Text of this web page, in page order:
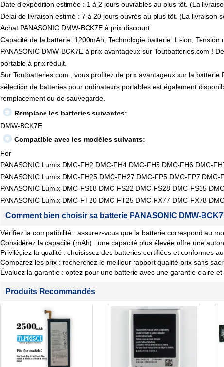
Date d'expédition estimée : 1 à 2 jours ouvrables au plus tôt. (La
Délai de livraison estimé : 7 à 20 jours ouvrés au plus tôt. (La livraison
Achat PANASONIC DMW-BCK7E à prix discount
Capacité de la batterie: 1200mAh, Technologie batterie: Li-ion, Tension
PANASONIC DMW-BCK7E à prix avantageux sur Toutbatteries.com !
portable à prix réduit.
Sur Toutbatteries.com , vous profitez de prix avantageux sur la batterie
sélection de batteries pour ordinateurs portables est également
remplacement ou de sauvegarde.
Remplace les batteries suivantes:
DMW-BCK7E
Compatible avec les modèles suivants:
For
PANASONIC Lumix DMC-FH2 DMC-FH4 DMC-FH5 DMC-FH6 DMC-
PANASONIC Lumix DMC-FH25 DMC-FH27 DMC-FP5 DMC-FP7 DMC-
PANASONIC Lumix DMC-FS18 DMC-FS22 DMC-FS28 DMC-FS35
PANASONIC Lumix DMC-FT20 DMC-FT25 DMC-FX77 DMC-FX78
Comment bien choisir sa batterie PANASONIC DMW-
Vérifiez la compatibilité : assurez-vous que la batterie correspond au
Considérez la capacité (mAh) : une capacité plus élevée offre une
Privilégiez la qualité : choisissez des batteries certifiées et conformes
Comparez les prix : recherchez le meilleur rapport qualité-prix sans
Évaluez la garantie : optez pour une batterie avec une garantie claire
Produits Recommandés